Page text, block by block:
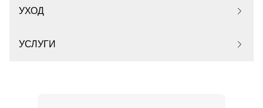
УХОД
УСЛУГИ